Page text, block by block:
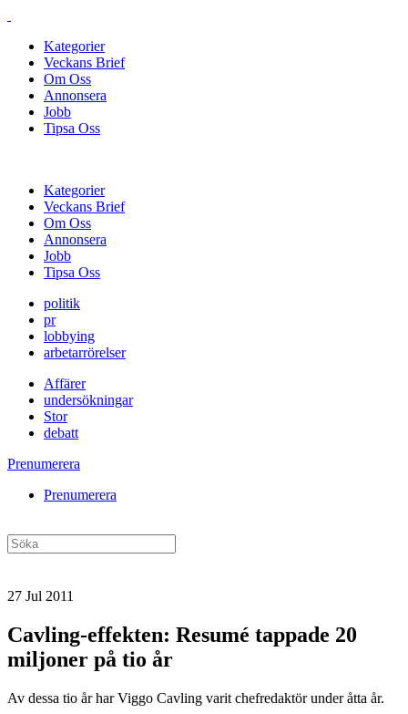
Kategorier
Veckans Brief
Om Oss
Annonsera
Jobb
Tipsa Oss
Kategorier
Veckans Brief
Om Oss
Annonsera
Jobb
Tipsa Oss
politik
pr
lobbying
arbetarrörelser
Affärer
undersökningar
Stor
debatt
Prenumerera
Prenumerera
27 Jul 2011
Cavling-effekten: Resumé tappade 20
miljoner på tio år
Av dessa tio år har Viggo Cavling varit chefredaktör under åtta år.